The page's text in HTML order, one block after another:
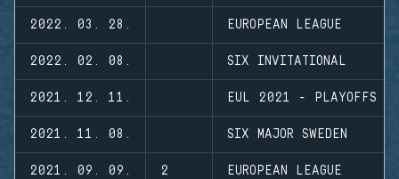
2022. 03. 28. EUROPEAN LEAGUE
2022. 02. 08. SIX INVITATIONAL
2021. 12. 11. EUL 2021 - PLAYOFFS
2021. 11. 08. SIX MAJOR SWEDEN
2021. 09. 09. 2 EUROPEAN LEAGUE